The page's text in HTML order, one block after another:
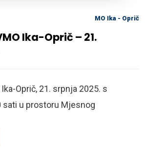
MO Ika - Oprič
Ika-Oprič – 21.
Oprič, 21. srpnja 2025. s
sati u prostoru Mjesnog